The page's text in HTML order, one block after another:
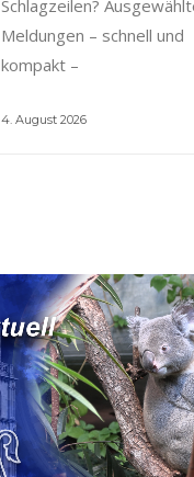
Schlagzeilen?
Meldungen – schnell und
kompakt –
4. August 2026